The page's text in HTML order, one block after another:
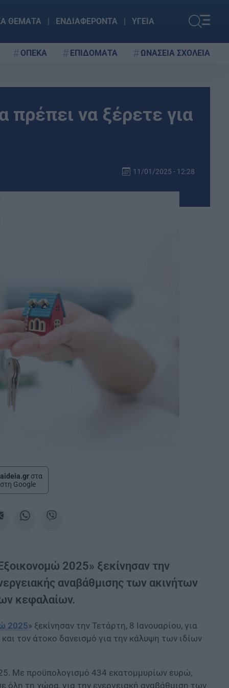
ΘΕΜΑΤΑ ΕΝΔΙΑΦΕΡΟΝΤΑ ΥΓΕΙΑ
ΟΠΕΚΑ ΕΠΙΔΟΜΑΤΑ ΩΝΑΣΕΙΑ ΣΧΟΛΕΙΑ
να ξέρετε για
11/01/2025 - 12:28
στα
Google
2025» ξεκίνησαν την
αναβάθμισης των ακινήτων
κεφαλαίων.
2025» ξεκίνησαν την Τετάρτη, 8 Ιανουαρίου, για
τον άτοκο δανεισμό για την κάλυψη των ιδίων
Με προϋπολογισμό 434 εκατομμυρίων ευρώ,
όλη τη χώρα, για την ενεργειακή αναβάθμιση των